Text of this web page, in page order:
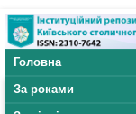
Головна
За роками